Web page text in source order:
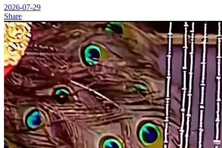
2026-07-29
Share